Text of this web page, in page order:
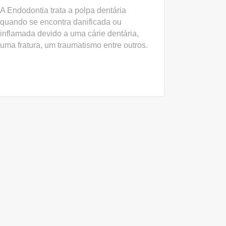
A Endodontia trata a polpa dentária
quando se encontra danificada ou
inflamada devido a uma cárie dentária,
uma fratura, um traumatismo entre outros.